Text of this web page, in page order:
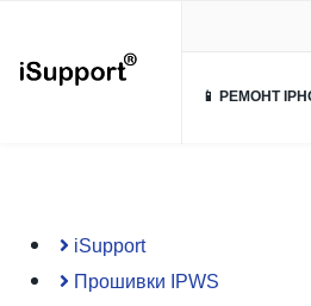
📱 РЕМОНТ
iSupport
Прошивки IPWS